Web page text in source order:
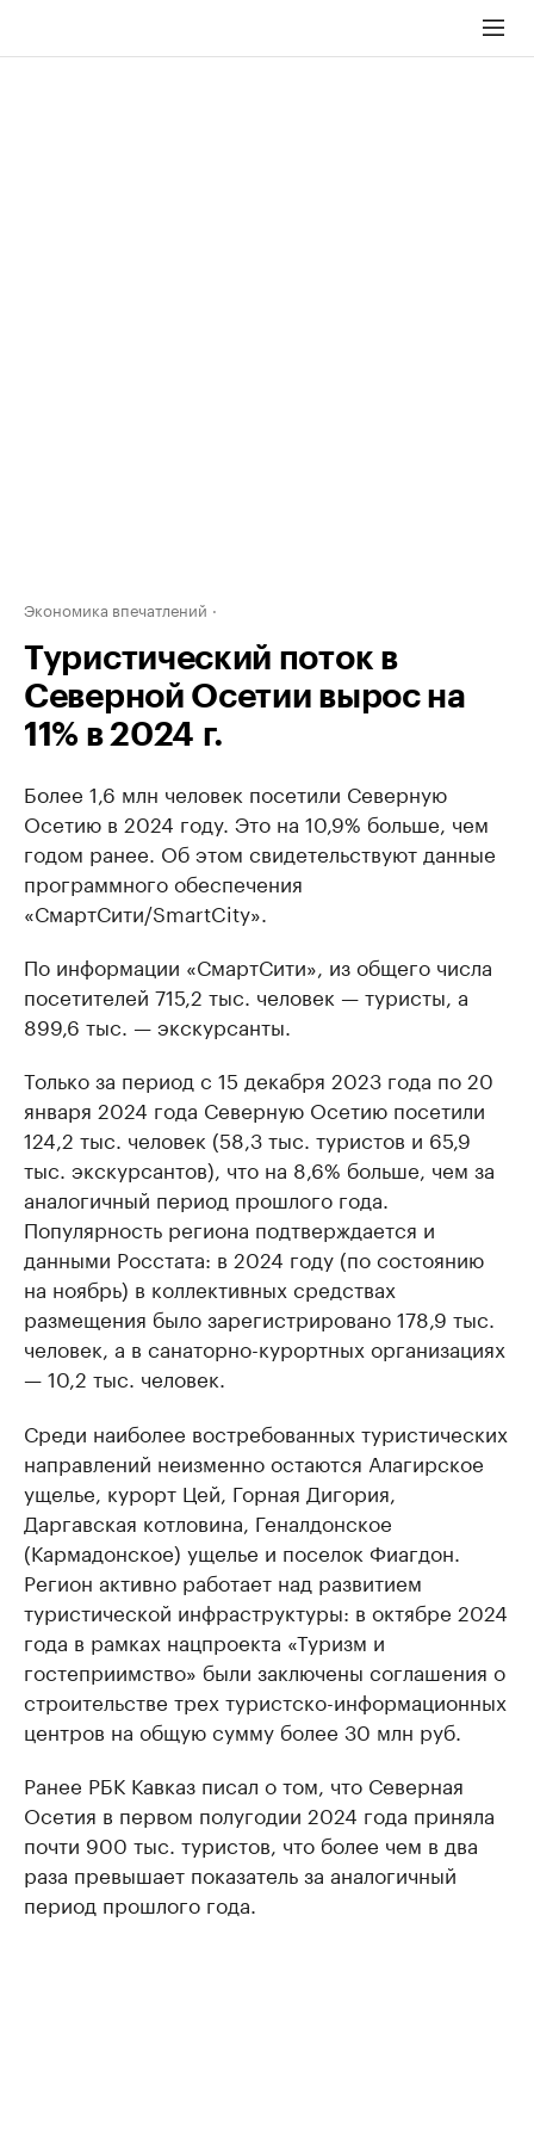
Экономика впечатлений
Туристический поток в
Северной Осетии вырос на
11% в 2024 г.
Более 1,6 млн человек посетили Северную
Осетию в 2024 году. Это на 10,9% больше, чем
годом ранее. Об этом свидетельствуют данные
программного обеспечения
«СмартСити/SmartCity».
По информации «СмартСити», из общего числа
посетителей 715,2 тыс. человек — туристы, а
899,6 тыс. — экскурсанты.
Только за период с 15 декабря 2023 года по 20
января 2024 года Северную Осетию посетили
124,2 тыс. человек (58,3 тыс. туристов и 65,9
тыс. экскурсантов), что на 8,6% больше, чем за
аналогичный период прошлого года.
Популярность региона подтверждается и
данными Росстата: в 2024 году (по состоянию
на ноябрь) в коллективных средствах
размещения было зарегистрировано 178,9 тыс.
человек, а в санаторно-курортных организациях
— 10,2 тыс. человек.
Среди наиболее востребованных туристических
направлений неизменно остаются Алагирское
ущелье, курорт Цей, Горная Дигория,
Даргавская котловина, Геналдонское
(Кармадонское) ущелье и поселок Фиагдон.
Регион активно работает над развитием
туристической инфраструктуры: в октябре 2024
года в рамках нацпроекта «Туризм и
гостеприимство» были заключены соглашения о
строительстве трех туристско-информационных
центров на общую сумму более 30 млн руб.
Ранее РБК Кавказ писал о том, что Северная
Осетия в первом полугодии 2024 года приняла
почти 900 тыс. туристов, что более чем в два
раза превышает показатель за аналогичный
период прошлого года.